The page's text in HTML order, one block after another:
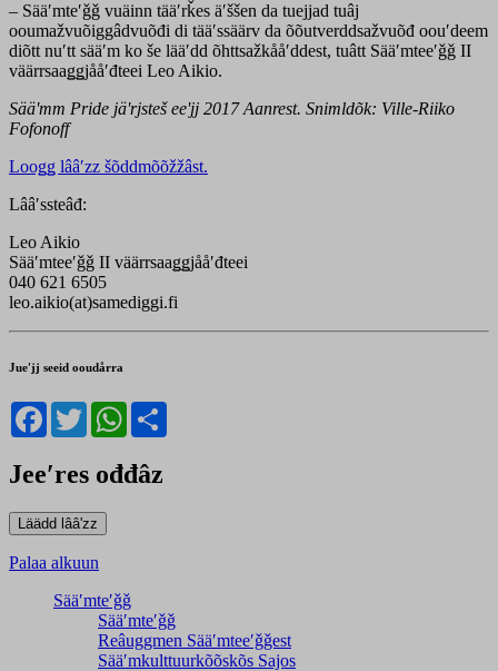
– Sääʹmteʹǧǧ vuäinn tääʹrǩes äʹššen da tuejjad tuâj
ooumažvuõiggâdvuõđi di tääʹssäärv da õõutverddsažvuõđ oouʹdeem
diõtt nuʹtt sääʹm ko še lääʹdd õhttsažkååʹddest, tuâtt Sääʹmteeʹǧǧ II
väärrsaaǥǥjååʹđteei Leo Aikio.
Sääʹmm Pride jäʹrjsteš eeʹjj 2017 Aanrest. Snimldõk: Ville-Riiko
Fofonoff
Looǥǥ lââʹzz šõddmõõžžâst.
Lââʹssteâđ:
Leo Aikio
Sääʹmteeʹǧǧ II väärrsaaǥǥjååʹđteei
040 621 6505
leo.aikio(at)samediggi.fi
Jueʹjj seeid ooudårra
Facebook
TwitterWhatsApp
Jeeʹres ođđâz
Palaa alkuun
Sääʹmteʹǧǧ
Sääʹmteʹǧǧ
Reâuggmen Sääʹmteeʹǧǧest
Sääʹmkulttuurkõõskõs Sajos